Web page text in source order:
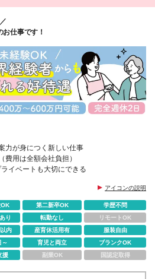
仕事です！
力が身につく新しい仕事
用は全額会社負担）
イベートも大切にできる
アイコンの説明
第二新卒OK
学歴不問
り 転勤なし
リモートOK
内 産育休活用有
服装自由
～ 育児と両立
ブランクOK
援 副業OK 国認定取得